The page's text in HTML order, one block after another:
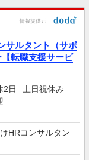
情報提供元
サルタント（サポ
転職支援サービ
2日
土日祝休み
HRコンサルタン